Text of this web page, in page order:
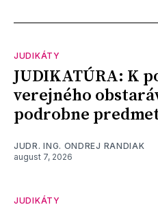
JUDIKÁTY
JUDIKATÚRA: K
verejného
podrobne
JUDR. ING. ONDREJ RANDIAK
august 7, 2026
JUDIKÁTY